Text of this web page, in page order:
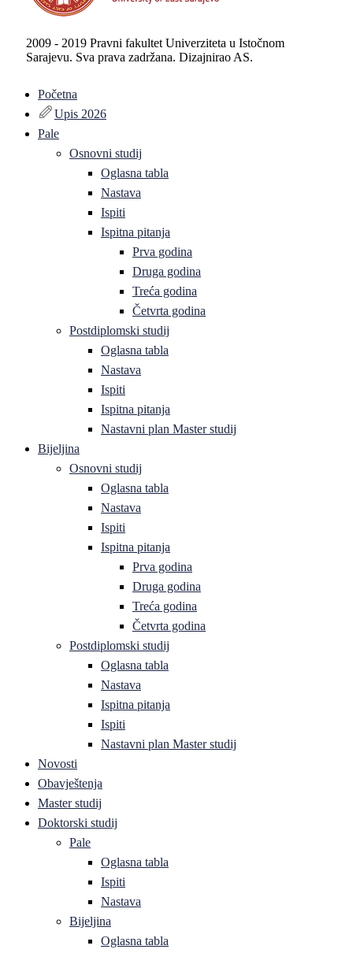
2009 - 2019 Pravni fakultet Univerziteta u Istočnom
Sarajevu. Sva prava zadržana. Dizajnirao AS.
Početna
Upis 2026
Pale
Osnovni studij
Oglasna tabla
Nastava
Ispiti
Ispitna pitanja
Prva godina
Druga godina
Treća godina
Četvrta godina
Postdiplomski studij
Oglasna tabla
Nastava
Ispiti
Ispitna pitanja
Nastavni plan Master studij
Bijeljina
Osnovni studij
Oglasna tabla
Nastava
Ispiti
Ispitna pitanja
Prva godina
Druga godina
Treća godina
Četvrta godina
Postdiplomski studij
Oglasna tabla
Nastava
Ispitna pitanja
Ispiti
Nastavni plan Master studij
Novosti
Obavještenja
Master studij
Doktorski studij
Pale
Oglasna tabla
Ispiti
Nastava
Bijeljina
Oglasna tabla